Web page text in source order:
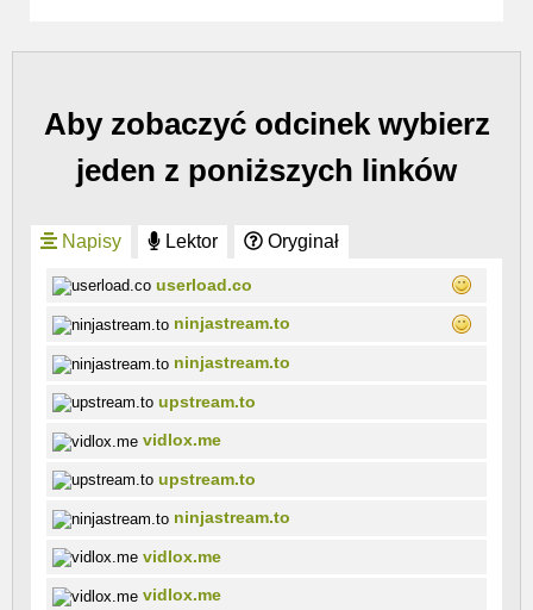
Aby zobaczyć odcinek wybierz
jeden z poniższych linków
Napisy Lektor Oryginał
userload.co
ninjastream.to
ninjastream.to
upstream.to
vidlox.me
upstream.to
ninjastream.to
vidlox.me
vidlox.me